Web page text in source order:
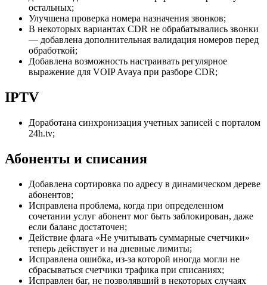
остальных;
Улучшена проверка номера назначения звонков;
В некоторых вариантах CDR не обрабатывались звонки
— добавлена дополнительная валидация номеров перед
обработкой;
Добавлена возможность настраивать регулярное
выражение для VOIP Avaya при разборе CDR;
IPTV
Доработана синхронизация учетных записей с порталом
24h.tv;
Абоненты и списания
Добавлена сортировка по адресу в динамическом дереве
абонентов;
Исправлена проблема, когда при определенном
сочетании услуг абонент мог быть заблокирован, даже
если баланс достаточен;
Действие флага «Не учитывать суммарные счетчики»
теперь действует и на дневные лимиты;
Исправлена ошибка, из-за которой иногда могли не
сбрасываться счетчики трафика при списаниях;
Исправлен баг, не позволявший в некоторых случаях